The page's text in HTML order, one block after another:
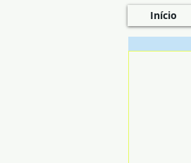
Início